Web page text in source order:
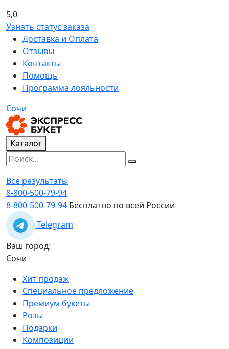
5,0
Узнать статус заказа
Доставка и Оплата
Отзывы
Контакты
Помощь
Программа лояльности
Сочи
Каталог
Все результаты
8-800-500-79-94
8-800-500-79-94 Бесплатно по всей России
Telegram
Ваш город:
Сочи
Хит продаж
Специальное предложение
Премиум букеты
Розы
Подарки
Композиции